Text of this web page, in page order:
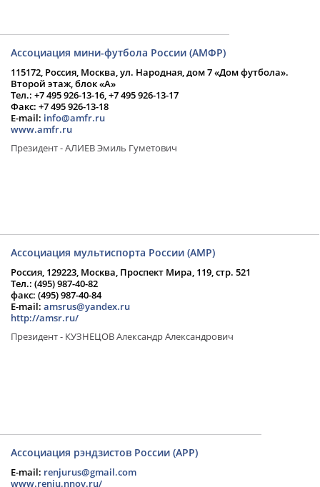
Ассоциация мини-футбола России (АМФР)
115172, Россия, Москва, ул. Народная, дом 7 «Дом футбола».
Второй этаж, блок «А»
Тел.: +7 495 926-13-16, +7 495 926-13-17
Факс: +7 495 926-13-18
E-mail: info@amfr.ru
www.amfr.ru
Президент - АЛИЕВ Эмиль Гуметович
Ассоциация мультиспорта России (АМР)
Россия, 129223, Москва, Проспект Мира, 119, стр. 521
Тел.: (495) 987-40-82
факс: (495) 987-40-84
E-mail: amsrus@yandex.ru
http://amsr.ru/
Президент - КУЗНЕЦОВ Александр Александрович
Ассоциация рэндзистов России (АРР)
E-mail: renjurus@gmail.com
www.renju.nnov.ru/